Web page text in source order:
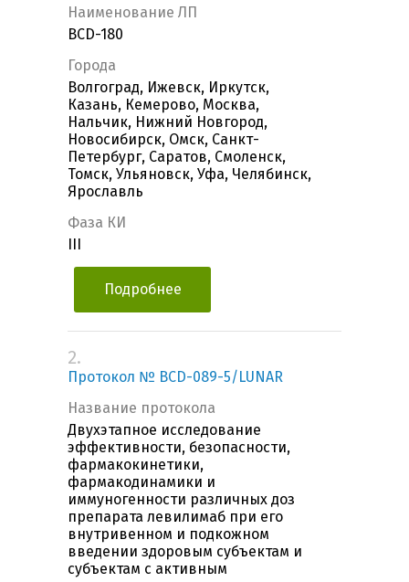
Наименование ЛП
BCD-180
Города
Волгоград, Ижевск, Иркутск,
Казань, Кемерово, Москва,
Нальчик, Нижний Новгород,
Новосибирск, Омск, Санкт-
Петербург, Саратов, Смоленск,
Томск, Ульяновск, Уфа, Челябинск,
Ярославль
Фаза КИ
Подробнее
2.
Протокол № BCD-089-5/LUNAR
Название протокола
Двухэтапное исследование
эффективности, безопасности,
фармакокинетики,
фармакодинамики и
иммуногенности различных доз
препарата левилимаб при его
внутривенном и подкожном
введении здоровым субъектам и
субъектам с активным